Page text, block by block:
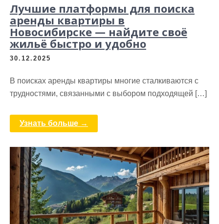
Лучшие платформы для поиска
аренды квартиры в
Новосибирске — найдите своё
жильё быстро и удобно
30.12.2025
В поисках аренды квартиры многие сталкиваются с
трудностями, связанными с выбором подходящей […]
Узнать больше →